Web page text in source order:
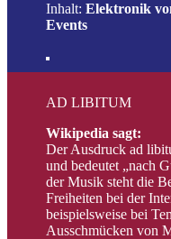
Inhalt:Elektronik
Events
AD LIBITUM
Wikipedia sagt:
Der Ausdruck ad
und bedeutet „nach
der Musik steht die
Freiheiten bei der
beispielsweise bei
Ausschmücken von